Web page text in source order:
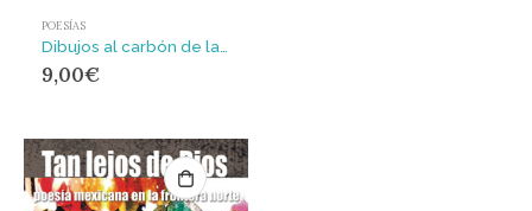
POESÍAS
9,00€